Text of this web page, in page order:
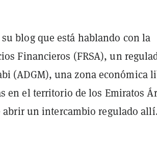
blog que está hablando con la
Financieros (FRSA), un
(ADGM), una zona económica
en el territorio de los Emiratos
un intercambio regulado allí.